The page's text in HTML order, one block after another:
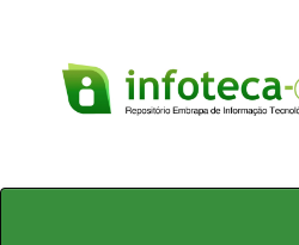
Skip